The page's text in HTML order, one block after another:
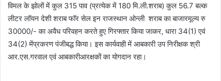
विमल के झोलों में कुल 315 पाव (प्रत्येक में 180 मि.ली.शराब) कुल 56.7 बल्क
लीटर लॉयन देशी शराब फॉर सेल इन राजस्थान ओन्ली शराब का बाजारमूल्य रु
30000/- का अवैध परिवहन करते हुए गिरफ्तार किया जाकर, धारा 34(1) एवं
34(2) मेंप्रकरण पंजीबद्ध किया। इस कार्यवाही में आबकारी उप‍ निरीक्षक श्री
आर.एस.गरवाल एवं आबकारीआरक्षकों का योगदान रहा।